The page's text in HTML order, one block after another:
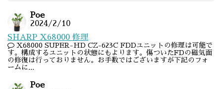
Poe
2024/2/10
SHARP X68000 修理
X68000 SUPER-HD CZ-623C FDDユニットの修理は可能で
す。構成するユニットの状態にもよります。傷ついたFDの磁気面
の修復は行っておりません。お手数ではございますが下記のフォ
ームに...
Poe